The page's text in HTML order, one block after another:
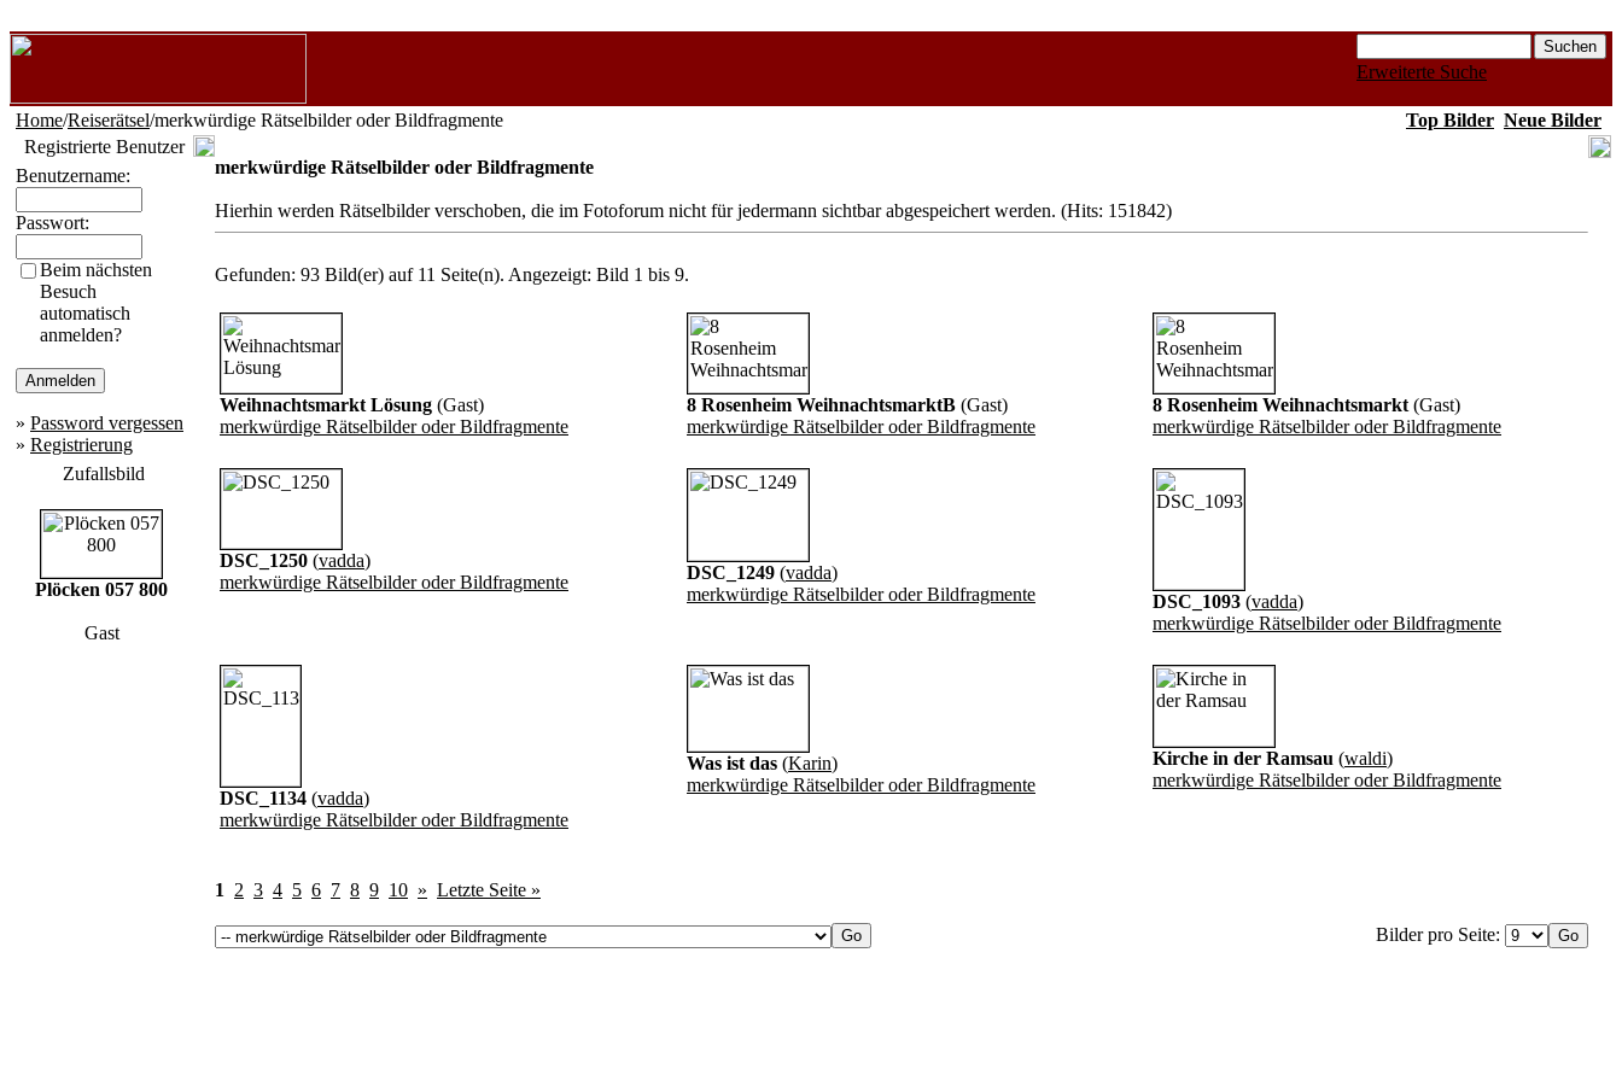
Erweiterte Suche
Home/Reiserätsel/merkwürdige Rätselbilder oder Bildfragmente Top Bilder Neue Bilder
Registrierte Benutzer
Benutzername:
Passwort:
Beim nächsten
Besuch
automatisch
anmelden?
» Password vergessen
» Registrierung
Zufallsbild
Plöcken 057 800
Gast
merkwürdige Rätselbilder oder Bildfragmente
Hierhin werden Rätselbilder verschoben, die im Fotoforum nicht für jedermann sichtbar abgespeichert werden. (Hits: 151842)
Gefunden: 93 Bild(er) auf 11 Seite(n). Angezeigt: Bild 1 bis 9.
Weihnachtsmarkt Lösung (Gast)
merkwürdige Rätselbilder oder Bildfragmente
8 Rosenheim WeihnachtsmarktB (Gast)
merkwürdige Rätselbilder oder Bildfragmente
8 Rosenheim Weihnachtsmarkt (Gast)
merkwürdige Rätselbilder oder Bildfragmente
DSC_1250 (vadda)
merkwürdige Rätselbilder oder Bildfragmente
DSC_1249 (vadda)
merkwürdige Rätselbilder oder Bildfragmente
DSC_1093 (vadda)
merkwürdige Rätselbilder oder Bildfragmente
DSC_1134 (vadda)
merkwürdige Rätselbilder oder Bildfragmente
Was ist das (Karin)
merkwürdige Rätselbilder oder Bildfragmente
Kirche in der Ramsau (waldi)
merkwürdige Rätselbilder oder Bildfragmente
1 2 3 4 5 6 7 8 9 10 » Letzte Seite »
Bilder pro Seite: